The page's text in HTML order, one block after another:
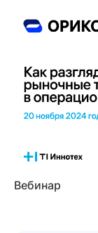
Вебинар